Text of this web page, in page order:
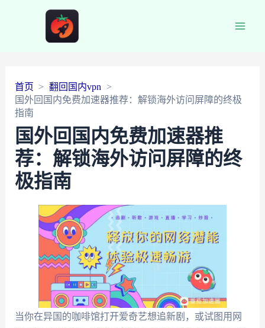
首页
翻回国内vpn
国外回国内免费加速器推荐：解锁海外访问屏障的终极
指南
国外回国内免费加速器推
荐：解锁海外访问屏障的终
极指南
当你在异国的咖啡馆打开爱奇艺想追新剧，或试图用网